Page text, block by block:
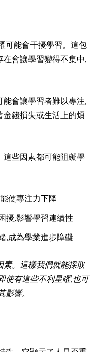
可能會干擾學習。這包
會讓學習變得不集中,
會讓學習者難以專注,
金錢損失或生活上的煩
這些因素都可能阻礙學
使專注力下降
擾,影響學習連續性
,成為學業進步障礙
素。這樣我們就能採取
使有這些不利星曜,也可
影響。